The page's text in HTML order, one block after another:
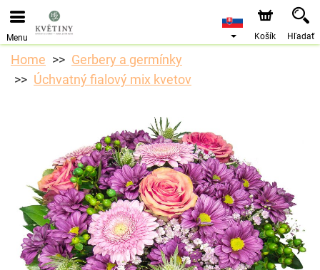
Objednávky prijímame prostredníctvom nášho e-shopu.
Najskorší možný termín doručenia je od 10.8.2026 z
Menu Košík Hľadať
Home
Gerbery a germínky
Úchvatný fialový mix kvetov